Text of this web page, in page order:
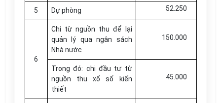
5 Dự phòng 52.250
6
Chi từ nguồn thu để lại
quản lý qua ngân sách
Nhà nước
150.000
Trong đó: chi đầu tư từ
nguồn thu xổ số kiến
thiết
45.000